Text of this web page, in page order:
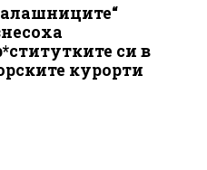
си в
курорти